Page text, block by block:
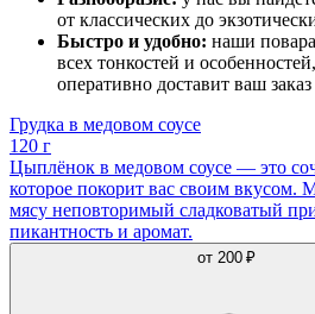
от классических до
Быстро и удобно: наши
всех тонкостей и
оперативно доставит ваш
Грудка в медовом соусе
120 г
Цыплёнок в медовом соусе — это
которое покорит вас своим вкусом.
мясу неповторимый сладковатый
пикантность и аромат.
от 200 ₽